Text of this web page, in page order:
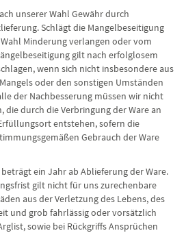
unserer Wahl Gewähr durch
Schlägt die Mangelbeseitigung
Minderung verlangen oder vom
gilt nach erfolglosem
wenn sich nicht insbesondere aus
oder den sonstigen Umständen
der Nachbesserung müssen wir nicht
durch die Verbringung der Ware an
entstehen, sofern die
Gebrauch der Ware
ein Jahr ab Ablieferung der Ware.
gilt nicht für uns zurechenbare
aus der Verletzung des Lebens, des
und grob fahrlässig oder vorsätzlich
sowie bei Rückgriffs Ansprüchen